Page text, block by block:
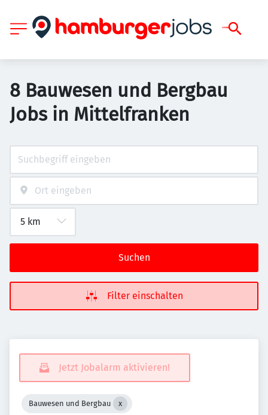
8 Bauwesen und Bergbau
Jobs in Mittelfranken
Suchen
Filter einschalten
Jetzt Jobalarm aktivieren!
Bauwesen und Bergbau